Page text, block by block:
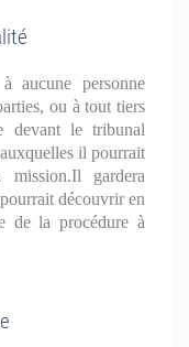
aucune personne
ou à tout tiers
devant le tribunal
il pourrait
gardera
découvrir en
de la procédure à